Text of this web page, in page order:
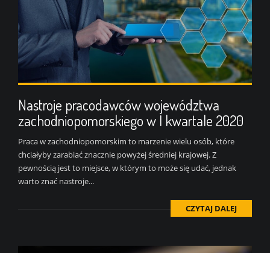
Nastroje pracodawców województwa
zachodniopomorskiego w I kwartale 2020
Praca w zachodniopomorskim to marzenie wielu osób, które
chciałyby zarabiać znacznie powyżej średniej krajowej. Z
pewnością jest to miejsce, w którym to może się udać, jednak
warto znać nastroje...
CZYTAJ DALEJ